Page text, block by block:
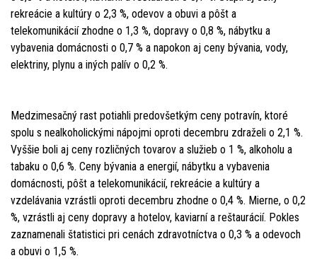
rekreácie a kultúry o 2,3 %, odevov a obuvi a pôšt a
telekomunikácií zhodne o 1,3 %, dopravy o 0,8 %, nábytku a
vybavenia domácnosti o 0,7 % a napokon aj ceny bývania, vody,
elektriny, plynu a iných palív o 0,2 %.
Medzimesačný rast potiahli predovšetkým ceny potravín, ktoré
spolu s nealkoholickými nápojmi oproti decembru zdraželi o 2,1 %.
Vyššie boli aj ceny rozličných tovarov a služieb o 1 %, alkoholu a
tabaku o 0,6 %. Ceny bývania a energií, nábytku a vybavenia
domácnosti, pôšt a telekomunikácií, rekreácie a kultúry a
vzdelávania vzrástli oproti decembru zhodne o 0,4 %. Mierne, o 0,2
%, vzrástli aj ceny dopravy a hotelov, kaviarní a reštaurácií. Pokles
zaznamenali štatistici pri cenách zdravotníctva o 0,3 % a odevoch
a obuvi o 1,5 %.